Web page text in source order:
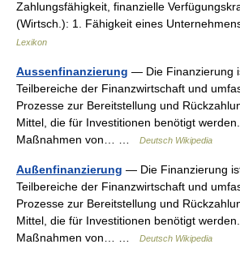
Zahlungsfähigkeit, finanzielle
(Wirtsch.): 1. Fähigkeit eines
Lexikon
Aussenfinanzierung — Die Finanzierung
Teilbereiche der Finanzwirtschaft und
Prozesse zur Bereitstellung und
Mittel, die für Investitionen benötigt
Maßnahmen von… …
Deutsch Wikipedia
Außenfinanzierung — Die Finanzierung
Teilbereiche der Finanzwirtschaft und
Prozesse zur Bereitstellung und
Mittel, die für Investitionen benötigt
Maßnahmen von… …
Deutsch Wikipedia